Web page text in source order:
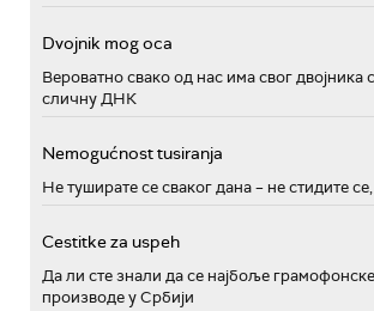
Dvojnik mog oca
Вероватно свако од нас има свог двојника
сличну ДНК
Nemogućnost tusiranja
Не туширате се сваког дана – не стидите
Cestitke za uspeh
Да ли сте знали да се најбоље
производе у Србији